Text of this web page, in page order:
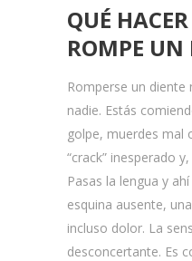
QUÉ
ROMPE UN
Romperse un diente
nadie. Estás
golpe, muerdes mal
“crack” inesperado
Pasas la lengua y
esquina ausente,
incluso dolor. La
desconcertante. Es